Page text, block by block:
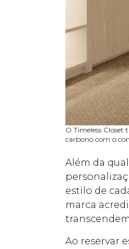
O Timeless Closet
carbono com o
Além da
estilo de
marca
Ao reservar